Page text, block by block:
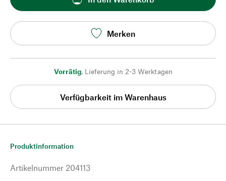
Merken
Vorrätig, Lieferung in 2-3 Werktagen
Verfügbarkeit im Warenhaus
Produktinformation
Artikelnummer 204113